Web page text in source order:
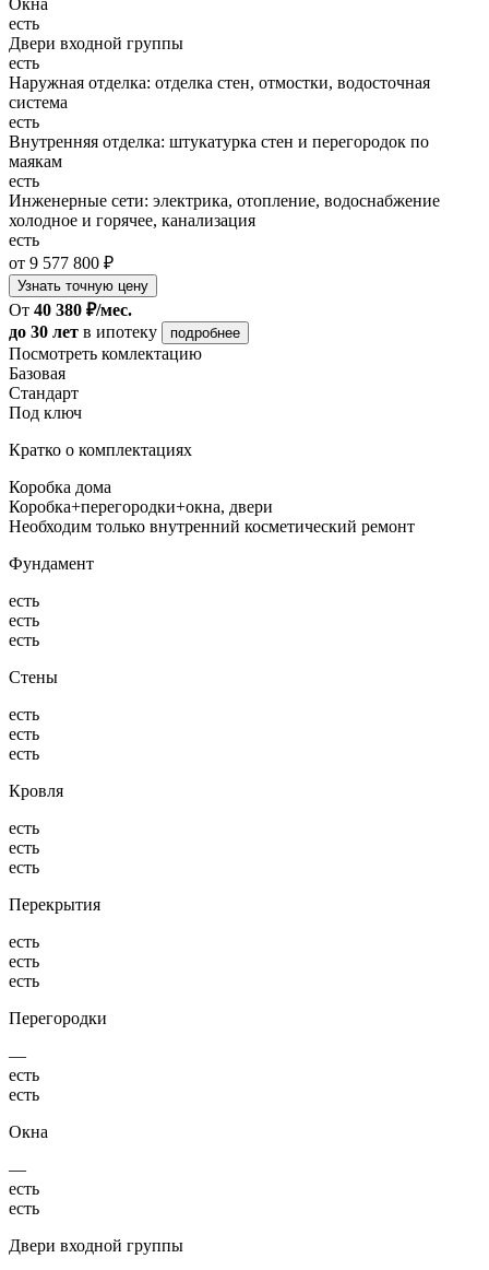
есть
Двери входной группы
есть
Наружная отделка: отделка стен, отмостки, водосточная
система
есть
Внутренняя отделка: штукатурка стен и перегородок по
маякам
есть
Инженерные сети: электрика, отопление, водоснабжение
холодное и горячее, канализация
есть
от 9 577 800 ₽
Узнать точную цену
От 40 380 ₽/мес.
до 30 лет в ипотеку подробнее
Посмотреть комлектацию
Базовая
Стандарт
Под ключ
Кратко о комплектациях
Коробка дома
Коробка+перегородки+окна, двери
Необходим только внутренний косметический ремонт
Фундамент
есть
есть
есть
Стены
есть
есть
есть
Кровля
есть
есть
есть
Перекрытия
есть
есть
есть
Перегородки
—
есть
есть
Окна
—
есть
есть
Двери входной группы